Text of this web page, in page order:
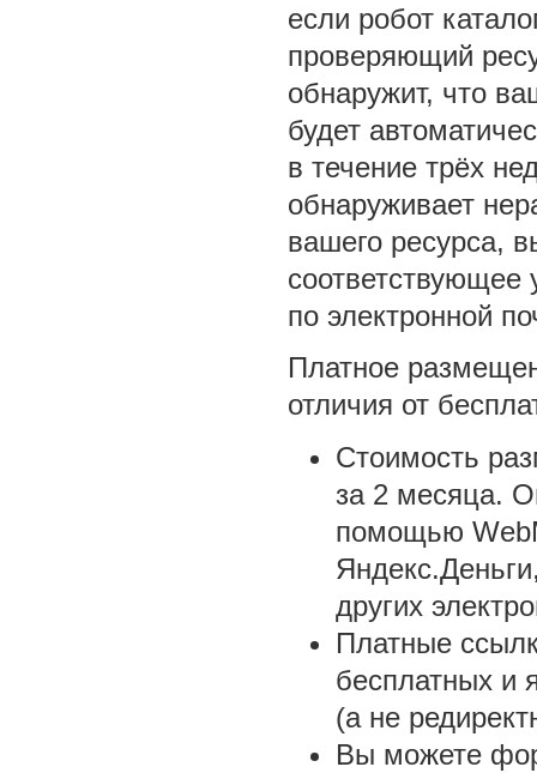
если робот
проверяющий
обнаружит, что
будет
в течение трёх
обнаруживает
вашего ресурса,
соответствующее
по электронной
Платное
отличия от
Стоимость
за 2 месяца.
помощью
других
Платные
бесплатных и
(а не
Вы можете